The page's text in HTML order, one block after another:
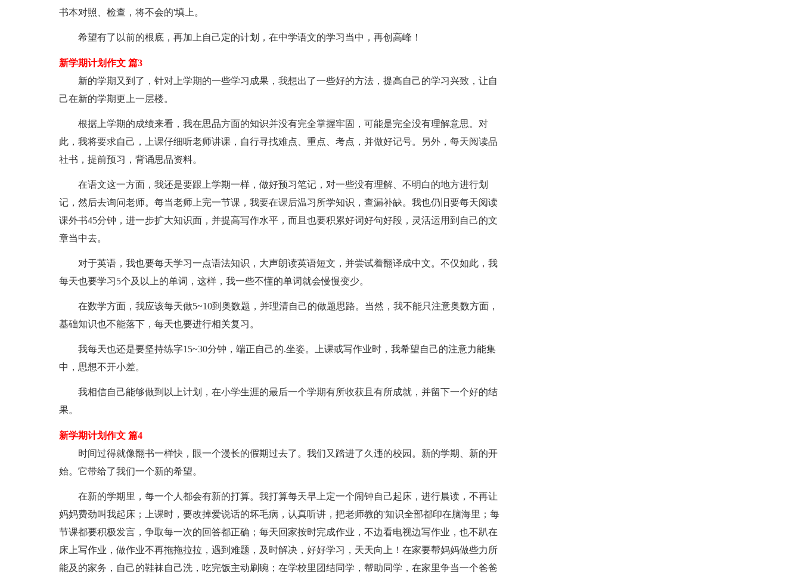
书本对照、检查，将不会的'填上。
希望有了以前的根底，再加上自己定的计划，在中学语文的学习当中，再创高峰！
新学期计划作文 篇3
新的学期又到了，针对上学期的一些学习成果，我想出了一些好的方法，提高自己的学习兴致，让自
己在新的学期更上一层楼。
根据上学期的成绩来看，我在思品方面的知识并没有完全掌握牢固，可能是完全没有理解意思。对
此，我将要求自己，上课仔细听老师讲课，自行寻找难点、重点、考点，并做好记号。另外，每天阅读品
社书，提前预习，背诵思品资料。
在语文这一方面，我还是要跟上学期一样，做好预习笔记，对一些没有理解、不明白的地方进行划
记，然后去询问老师。每当老师上完一节课，我要在课后温习所学知识，查漏补缺。我也仍旧要每天阅读
课外书45分钟，进一步扩大知识面，并提高写作水平，而且也要积累好词好句好段，灵活运用到自己的文
章当中去。
对于英语，我也要每天学习一点语法知识，大声朗读英语短文，并尝试着翻译成中文。不仅如此，我
每天也要学习5个及以上的单词，这样，我一些不懂的单词就会慢慢变少。
在数学方面，我应该每天做5~10到奥数题，并理清自己的做题思路。当然，我不能只注意奥数方面，
基础知识也不能落下，每天也要进行相关复习。
我每天也还是要坚持练字15~30分钟，端正自己的.坐姿。上课或写作业时，我希望自己的注意力能集
中，思想不开小差。
我相信自己能够做到以上计划，在小学生涯的最后一个学期有所收获且有所成就，并留下一个好的结
果。
新学期计划作文 篇4
时间过得就像翻书一样快，眼一个漫长的假期过去了。我们又踏进了久违的校园。新的学期、新的开
始。它带给了我们一个新的希望。
在新的学期里，每一个人都会有新的打算。我打算每天早上定一个闹钟自己起床，进行晨读，不再让
妈妈费劲叫我起床；上课时，要改掉爱说话的坏毛病，认真听讲，把老师教的'知识全部都印在脑海里；每
节课都要积极发言，争取每一次的回答都正确；每天回家按时完成作业，不边看电视边写作业，也不趴在
床上写作业，做作业不再拖拖拉拉，遇到难题，及时解决，好好学习，天天向上！在家要帮妈妈做些力所
能及的家务，自己的鞋袜自己洗，吃完饭主动刷碗；在学校里团结同学，帮助同学，在家里争当一个爸爸